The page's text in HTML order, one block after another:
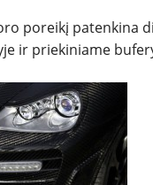
poreikį patenkina
ir priekiniame